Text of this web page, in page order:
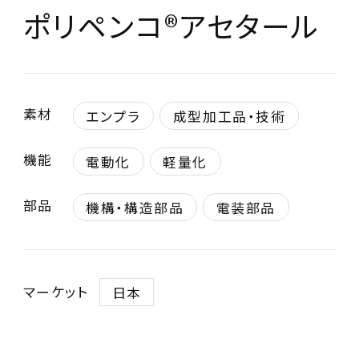
ポリペンコ®アセタール
素材 エンプラ 成型加工品・技術
機能 電動化 軽量化
部品 機構・構造部品 電装部品
マーケット 日本